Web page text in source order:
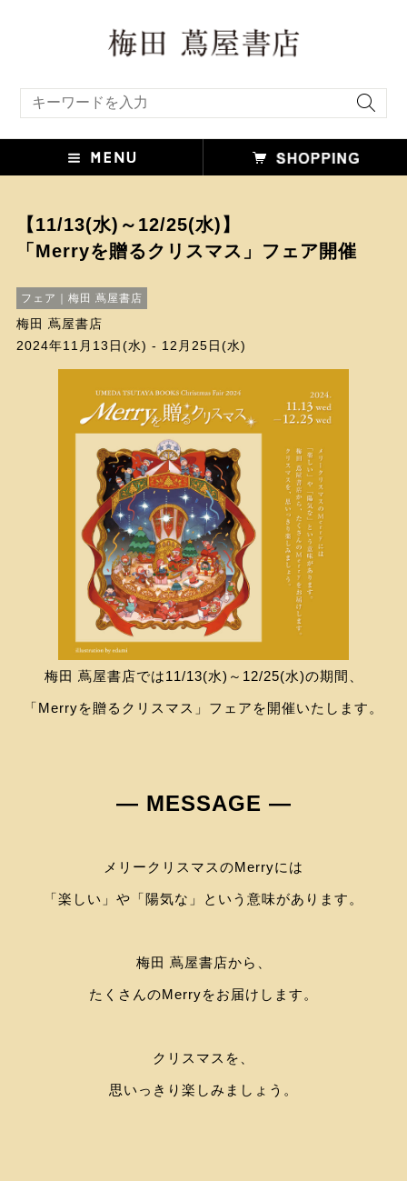
【11/13(水)～12/25(水)】
「Merryを贈るクリスマス」フェア開催
フェア｜梅田 蔦屋書店
梅田 蔦屋書店
2024年11月13日(水) - 12月25日(水)
梅田 蔦屋書店では11/13(水)～12/25(水)の期間、
「Merryを贈るクリスマス」フェアを開催いたします。
― MESSAGE ―
メリークリスマスのMerryには
「楽しい」や「陽気な」という意味があります。
梅田 蔦屋書店から、
たくさんのMerryをお届けします。
クリスマスを、
思いっきり楽しみましょう。